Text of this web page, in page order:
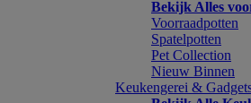
Bekijk Alles
Voorraadpotten
Spatelpotten
Pet Collection
Nieuw Binnen
Keukengerei &